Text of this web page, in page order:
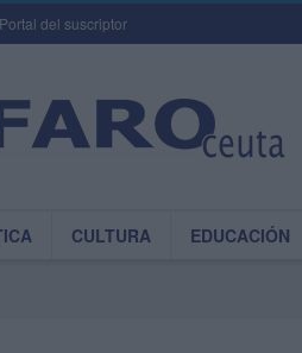
Portal del suscriptor
CULTURA EDUCACIÓN